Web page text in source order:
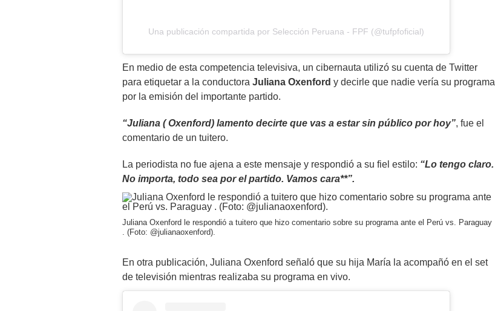
Una publicación compartida por Selección Peruana - FPF (@tufpfoficial)
En medio de esta competencia televisiva, un cibernauta utilizó su cuenta de Twitter
para etiquetar a la conductora Juliana Oxenford y decirle que nadie vería su programa
por la emisión del importante partido.
“Juliana ( Oxenford) lamento decirte que vas a estar sin público por hoy”, fue el
comentario de un tuitero.
La periodista no fue ajena a este mensaje y respondió a su fiel estilo: “Lo tengo claro.
No importa, todo sea por el partido. Vamos cara**”.
Juliana Oxenford le respondió a tuitero que hizo comentario sobre su programa ante el Perú vs. Paraguay
. (Foto: @julianaoxenford).
En otra publicación, Juliana Oxenford señaló que su hija María la acompañó en el set
de televisión mientras realizaba su programa en vivo.